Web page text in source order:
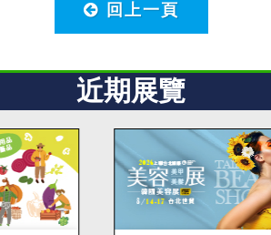
回上一頁
近期展覽